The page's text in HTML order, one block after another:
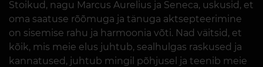
Stoikud, nagu Marcus Aurelius ja Seneca, uskusid, et
oma saatuse rõõmuga ja tänuga aktsepteerimine
on sisemise rahu ja harmoonia võti. Nad väitsid, et
kõik, mis meie elus juhtub, sealhulgas raskused ja
kannatused, juhtub mingil põhjusel ja teenib meie